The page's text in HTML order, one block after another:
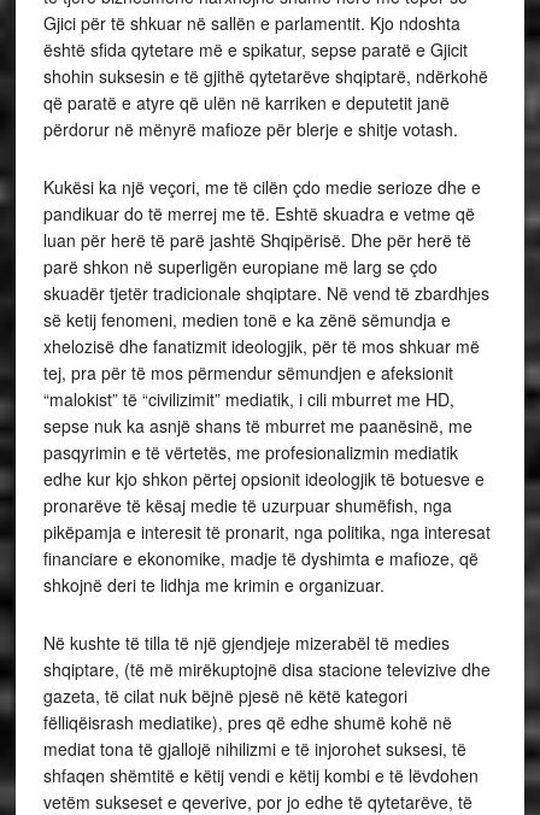
Gjici për të shkuar në sallën e parlamentit. Kjo ndoshta
është sfida qytetare më e spikatur, sepse paratë e Gjicit
shohin suksesin e të gjithë qytetarëve shqiptarë, ndërkohë
që paratë e atyre që ulën në karriken e deputetit janë
përdorur në mënyrë mafioze për blerje e shitje votash.
Kukësi ka një veçori, me të cilën çdo medie serioze dhe e
pandikuar do të merrej me të. Eshtë skuadra e vetme që
luan për herë të parë jashtë Shqipërisë. Dhe për herë të
parë shkon në superligën europiane më larg se çdo
skuadër tjetër tradicionale shqiptare. Në vend të zbardhjes
së ketij fenomeni, medien tonë e ka zënë sëmundja e
xhelozisë dhe fanatizmit ideologjik, për të mos shkuar më
tej, pra për të mos përmendur sëmundjen e afeksionit
“malokist” të “civilizimit” mediatik, i cili mburret me HD,
sepse nuk ka asnjë shans të mburret me paanësinë, me
pasqyrimin e të vërtetës, me profesionalizmin mediatik
edhe kur kjo shkon përtej opsionit ideologjik të botuesve e
pronarëve të kësaj medie të uzurpuar shumëfish, nga
pikëpamja e interesit të pronarit, nga politika, nga interesat
financiare e ekonomike, madje të dyshimta e mafioze, që
shkojnë deri te lidhja me krimin e organizuar.
Në kushte të tilla të një gjendjeje mizerabël të medies
shqiptare, (të më mirëkuptojnë disa stacione televizive dhe
gazeta, të cilat nuk bëjnë pjesë në këtë kategori
fëlliqëisrash mediatike), pres që edhe shumë kohë në
mediat tona të gjallojë nihilizmi e të injorohet suksesi, të
shfaqen shëmtitë e këtij vendi e këtij kombi e të lëvdohen
vetëm sukseset e qeverive, por jo edhe të qytetarëve, të